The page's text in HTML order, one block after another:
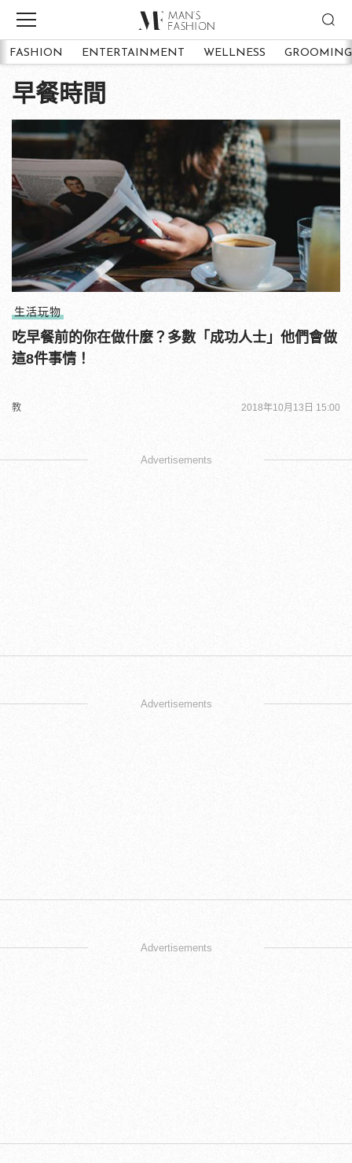
FASHION ENTERTAINMENT WELLNESS GROOMING
早餐時間
生活玩物
吃早餐前的你在做什麼？多數「成功人士」他們會做
這8件事情！
教 2018年10月13日 15:00
Advertisements
Advertisements
Advertisements